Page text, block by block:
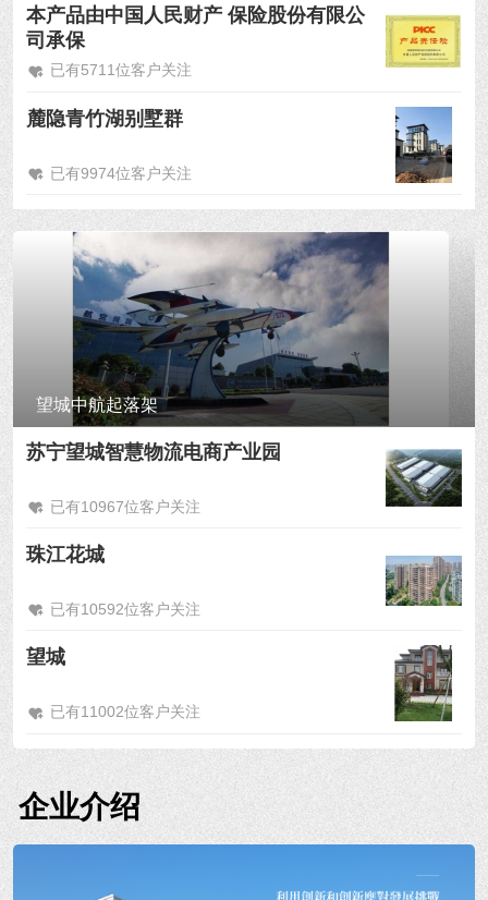
本产品由中国人民财产 保险股份有限公
司承保
已有5711位客户关注
麓隐青竹湖别墅群
已有9974位客户关注
望城中航起落架
苏宁望城智慧物流电商产业园
已有10967位客户关注
珠江花城
已有10592位客户关注
望城
已有11002位客户关注
企业介绍